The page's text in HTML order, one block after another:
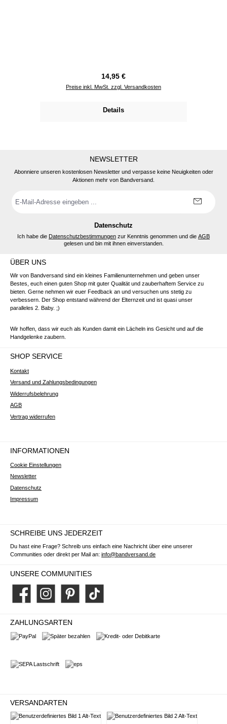
Regulärer Preis:
14,95 €
Preise inkl. MwSt. zzgl. Versandkosten
Details
NEWSLETTER
Abonniere unseren kostenlosen Newsletter und verpasse keine Neuigkeiten oder
Aktionen mehr von Bandversand.
Mail-
Datenschutz
Ich habe die Datenschutzbestimmungen zur Kenntnis genommen und die AGB
gelesen und bin mit ihnen einverstanden.
ÜBER UNS
Wir von Bandversand sind ein kleines Familienunternehmen und geben unser
Bestes, euch einen guten Shop mit guter Qualität und zauberhaftem Service zu
bieten. Gerne nehmen wir euer Feedback an und versuchen uns stetig zu
verbessern. Der Shop entstand während der Elternzeit und ist quasi unser
paralleles 2. Baby. ;)
Wir hoffen, dass wir euch als Kunden damit ein Lächeln ins Gesicht und auf die
Handgelenke zaubern.
SHOP SERVICE
Kontakt
Versand und Zahlungsbedingungen
Widerrufsbelehrung
AGB
Vertrag widerrufen
INFORMATIONEN
Cookie Einstellungen
Newsletter
Datenschutz
Impressum
SCHREIBE UNS JEDERZEIT
Du hast eine Frage? Schreib uns einfach eine Nachricht über eine unserer
Communities oder direkt per Mail an: info@bandversand.de
UNSERE COMMUNITIES
Facebook Instagram Pinterest TikTok
ZAHLUNGSARTEN
VERSANDARTEN